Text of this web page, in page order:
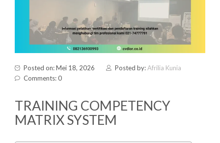
Posted on: Mei 18, 2026 Posted by:Afrilia Kunia
Comments: 0
TRAINING COMPETENCY
MATRIX SYSTEM